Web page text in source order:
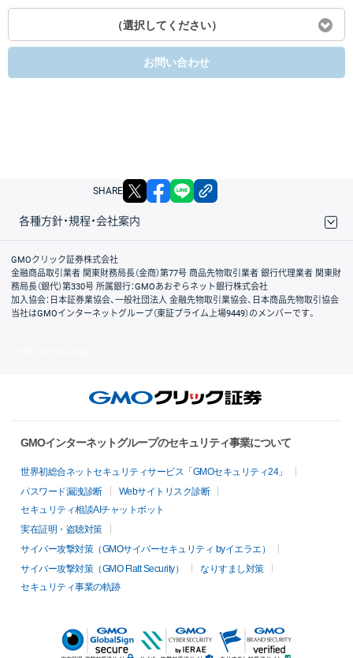
（選択してください）
お問い合わせ
SHARE X facebook
各種方針・規程・会社案内
取引規程・約款
サイトマップ
その他のご案内
個人情報保護方針
最良執行方針
サイトのご利用について
ディスクレイマー
信託保全
リスク説明
会社案内
GMOクリック証券株式会社
金融商品取引業者 関東財務局長（金商）第77号 商品先物取引業者 銀行代理業者 関東財
務局長（銀代）第330号 所属銀行：GMOあおぞらネット銀行株式会社
加入協会：日本証券業協会、一般社団法人 金融先物取引業協会、日本商品先物取引協会
当社はGMOインターネットグループ（東証プライム上場9449）のメンバーです。
GMOインターネットグループのセキュリティ事業について
世界初総合ネットセキュリティサービス「GMOセキュリティ24」
パスワード漏洩診断
Webサイトリスク診断
セキュリティ相談AIチャットボット
実在証明・盗聴対策
サイバー攻撃対策（GMOサイバーセキュリティ byイエラエ）
サイバー攻撃対策（GMO Flatt Security）
なりすまし対策
セキュリティ事業の軌跡